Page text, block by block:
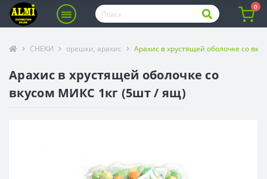
0
СНЕКИ орешки, арахис Арахис в хрустящей оболочке со
Арахис в хрустящей оболочке со
вкусом МИКС 1кг (5шт / ящ)